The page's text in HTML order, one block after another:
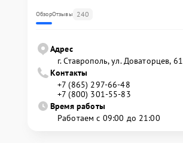
ОбзорОтзывы 240
Адрес
г. Ставрополь, ул. Доваторцев, 61
Контакты
+7 (865) 297-66-48
+7 (800) 301-55-83
Время работы
Работаем с 09:00 до 21:00